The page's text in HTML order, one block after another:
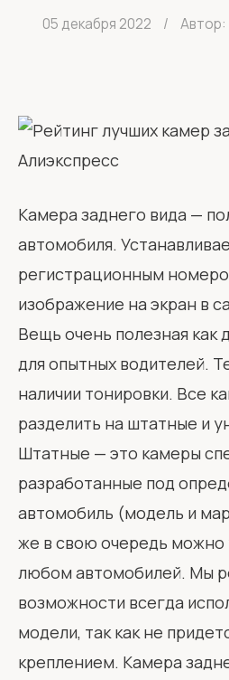
05 декабря 2022 / Автор:
Камера заднего вида —
автомобиля.
регистрационным
изображение на экран в
Вещь очень полезная как
для опытных водителей.
наличии тонировки. Все
разделить на штатные и
Штатные — это камеры
разработанные под
автомобиль (модель и
же в свою очередь можно
любом автомобилей. Мы
возможности всегда
модели, так как не
креплением. Камера